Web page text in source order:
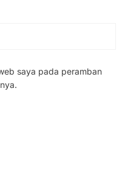
saya pada peramban